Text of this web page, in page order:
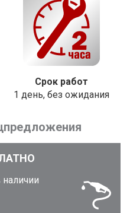
Срок работ
1 день, без ожидания